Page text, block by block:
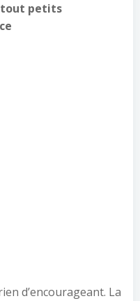
tout petits
d’encourageant. La